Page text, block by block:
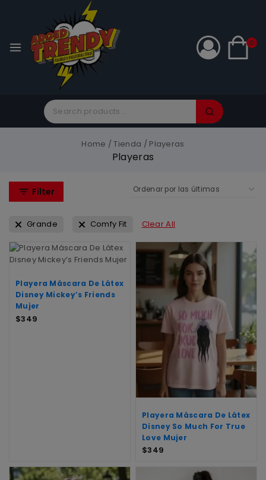
0
Home / Tienda / Playeras
Playeras
Filter
Grande Comfy Fit Clear All
Playera Máscara De Látex
Disney Mickey’s Friends
Mujer
$349
Playera Máscara De Látex
Disney So Much For True
Love Mujer
$349